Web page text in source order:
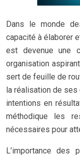
Dans le monde
capacité à élaborer
est devenue une
organisation
sert de feuille de
la réalisation de
intentions en
méthodique les
nécessaires pour
L’importance des